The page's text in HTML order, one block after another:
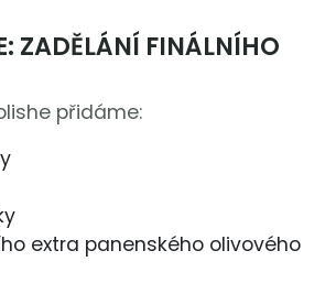
ZADĚLÁNÍ FINÁLNÍHO
přidáme:
extra panenského olivového